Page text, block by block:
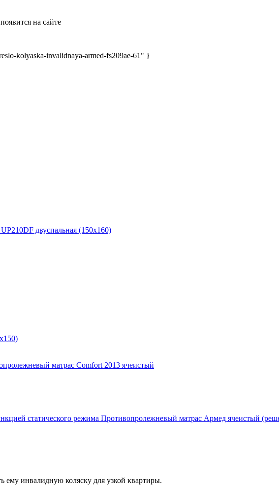
на сайте
kolyaska-invalidnaya-armed-fs209ae-61" }
двуспальная (150x160)
матрас Comfort 2013 ячеистый
Противопролежневый матрас Армед ячеистый
ему инвалидную коляску для узкой квартиры.